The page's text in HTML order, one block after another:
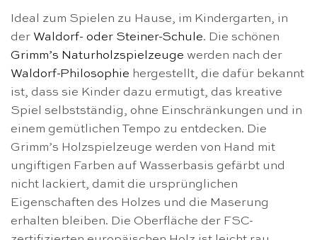
Ideal zum Spielen zu Hause, im Kindergarten, in
der Waldorf- oder Steiner-Schule. Die schönen
Grimm’s Naturholzspielzeuge werden nach der
Waldorf-Philosophie hergestellt, die dafür bekannt
ist, dass sie Kinder dazu ermutigt, das kreative
Spiel selbstständig, ohne Einschränkungen und in
einem gemütlichen Tempo zu entdecken. Die
Grimm’s Holzspielzeuge werden von Hand mit
ungiftigen Farben auf Wasserbasis gefärbt und
nicht lackiert, damit die ursprünglichen
Eigenschaften des Holzes und die Maserung
erhalten bleiben. Die Oberfläche der FSC-